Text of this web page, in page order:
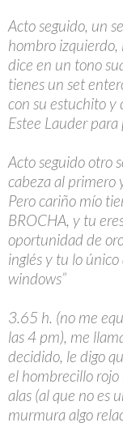
Acto seguido, un
hombro izquierdo,
dice en un tono
tienes un set
con su estuchito y
Estee Lauder
Acto seguido otro
cabeza al primero
Pero cariño mío
BROCHA, y tu
oportunidad de
inglés y tu lo
windows”
3.65 h. (no me
las 4 pm), me
decidido, le digo
el hombrecillo rojo
alas (al que no es
murmura algo